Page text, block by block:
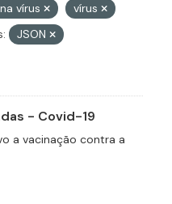
vírus
vírus
JSON
- Covid-19
a vacinação contra a